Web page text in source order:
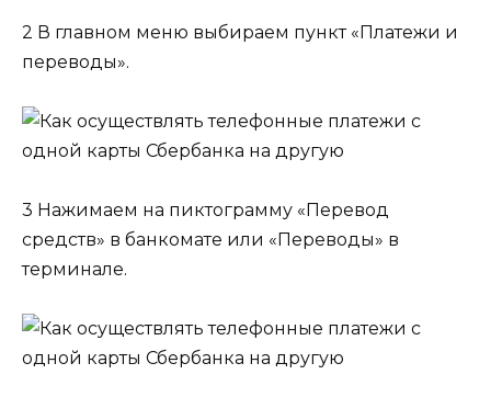
2 В главном меню выбираем пункт «Платежи и
переводы».
3 Нажимаем на пиктограмму «Перевод
средств» в банкомате или «Переводы» в
терминале.